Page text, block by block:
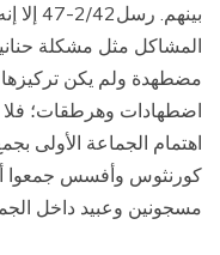
المشاكل مثل مشكلة
مضطهدة ولم يكن تركيزها
اضطهادات وهرطقات؛ فلا
اهتمام الجماعة الأولى
كورنثوس وأفسس جمعوا
مسجونين وعبيد داخل